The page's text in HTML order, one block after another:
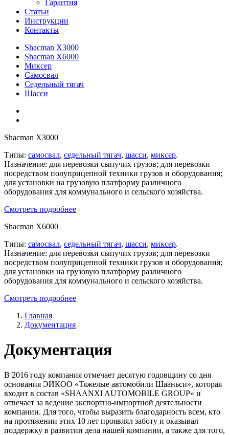
Гарантия
Статьи
Инструкции
Контакты
Shacman X3000
Shacman X6000
Миксер
Самосвал
Седельный тягач
Шасси
Shacman X3000
Типы: самосвал, седельный тягач, шасси, миксер.
Назначение: для перевозки сыпучих грузов; для перевозки
посредством полуприцепной техники грузов и оборудования;
для установки на грузовую платформу различного
оборудования для коммунального и сельского хозяйства.
Смотреть подробнее
Shacman X6000
Типы: самосвал, седельный тягач, шасси, миксер.
Назначение: для перевозки сыпучих грузов; для перевозки
посредством полуприцепной техники грузов и оборудования;
для установки на грузовую платформу различного
оборудования для коммунального и сельского хозяйства.
Смотреть подробнее
Главная
Документация
Документация
В 2016 году компания отмечает десятую годовщину со дня
основания ЭИКОО «Тяжелые автомобили Шааньси», которая
входит в состав «SHAANXI AUTOMOBILE GROUP» и
отвечает за ведение экспортно-импортной деятельности
компании. Для того, чтобы выразить благодарность всем, кто
на протяжении этих 10 лет проявлял заботу и оказывал
поддержку в развитии дела нашей компании, а также для того,